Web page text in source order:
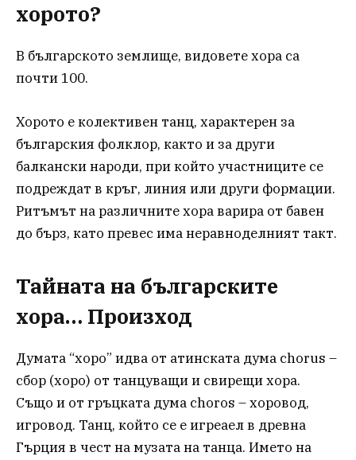
хорото?
В българското землище, видовете хора са
почти 100.
Хорото е колективен танц, характерен за
българския фолклор, както и за други
балкански народи, при който участниците се
подреждат в кръг, линия или други формации.
Ритъмът на различните хора варира от бавен
до бърз, като превес има неравноделният такт.
Тайната на българските
хора… Произход
Думата “хоро” идва от атинската дума chorus –
сбор (хоро) от танцуващи и свирещи хора.
Също и от гръцката дума choros – хоровод,
игровод. Танц, който се е игреаел в древна
Гърция в чест на музата на танца. Името на